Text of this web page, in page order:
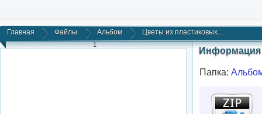
Главная Файлы Альбом Цветы из пластиковых...
1
Информация
Папка: